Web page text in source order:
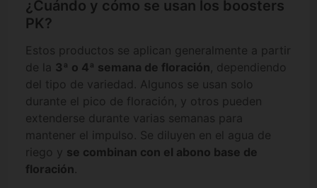
¿Cuándo y cómo se usan los boosters
PK?
Estos productos se aplican generalmente a partir
de la 3ª o 4ª semana de floración, dependiendo
del tipo de variedad. Algunos se usan solo
durante el pico de floración, y otros pueden
extenderse durante varias semanas para
mantener el impulso. Se diluyen en el agua de
riego y se combinan con el abono base de
floración.